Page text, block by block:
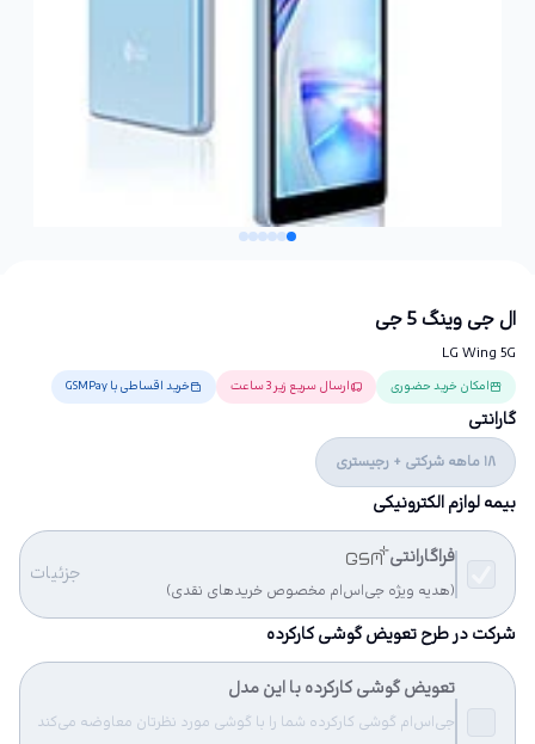
ال جی وینگ 5 جی
LG Wing 5G
امکان خرید حضوری ارسال سریع زیر 3 ساعت خرید اقساطی با GSMPay
گارانتی
18 ماهه شرکتی + رجیستری
بیمه لوازم الکترونیکی
فراگارانتی
(هدیه ویژه جی‌اس‌ام مخصوص خریدهای نقدی)
جزئیات
شرکت در طرح تعویض گوشی کارکرده
تعویض گوشی کارکرده با این مدل
جی‌اس‌ام گوشی کارکرده شما را با گوشی مورد نظرتان معاوضه می‌کند